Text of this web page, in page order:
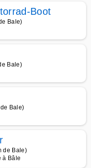
Boot
Bale)
Bale)
Bale)
de Bale)
à Bâle